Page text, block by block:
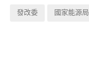
發改委 國家能源局